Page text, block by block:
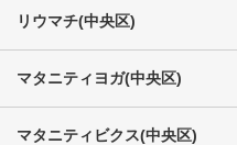
リウマチ(中央区)
マタニティヨガ(中央区)
マタニティビクス(中央区)